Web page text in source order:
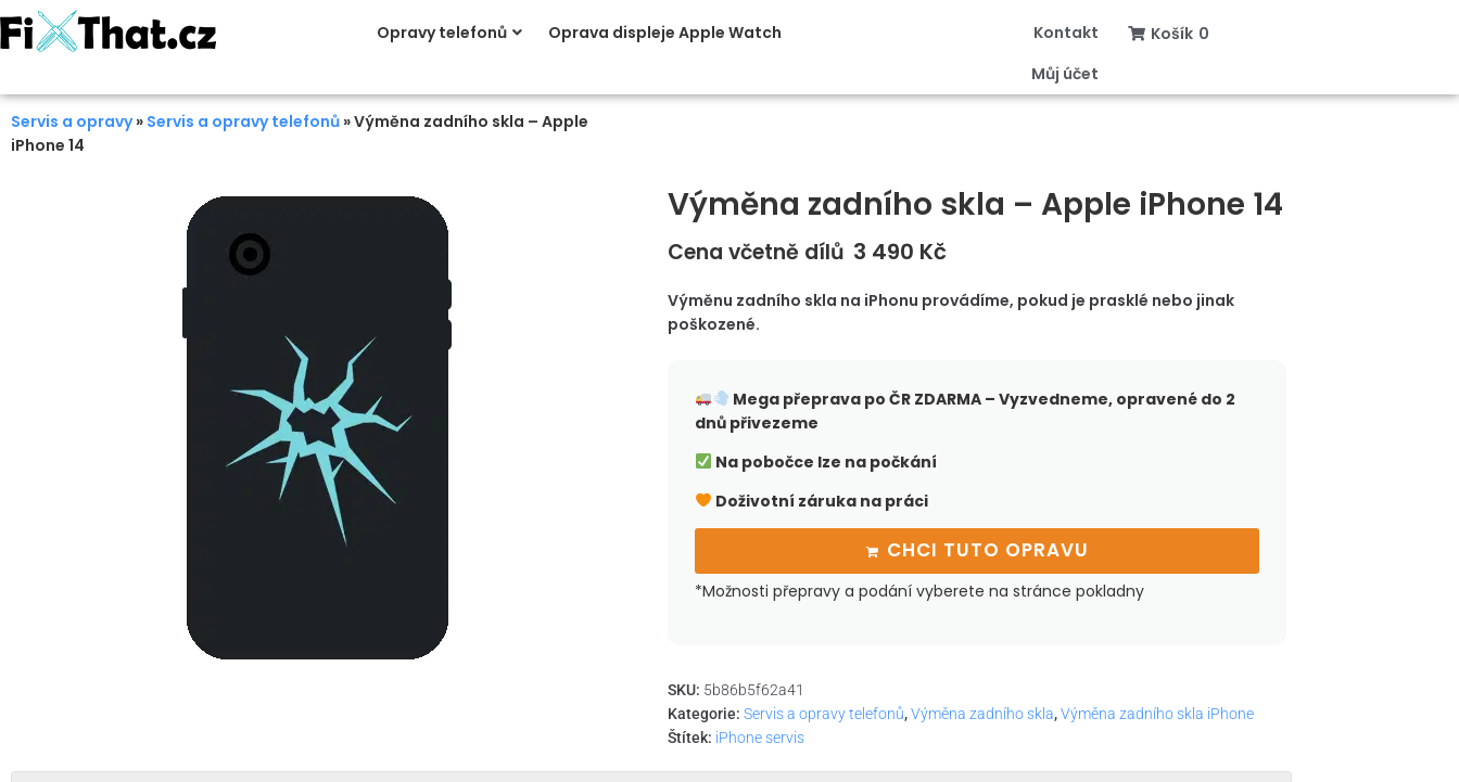
Opravy telefonů Oprava displeje Apple Watch
Kontakt
Můj účet
Košík 0
Servis a opravy» Servis a opravy telefonů »Výměna zadního skla – Apple
iPhone 14
Výměna zadního skla – Apple iPhone 14
Cena včetně dílů 3 490 Kč
Výměnu zadního skla na iPhonu provádíme, pokud je prasklé nebo jinak
poškozené.
Mega přeprava po ČRZDARMA – Vyzvedneme, opravené do 2
dnů přivezeme
Na pobočce lze na počkání
Doživotní záruka na práci
CHCI TUTO OPRAVU
*Možnosti přepravy a podání vyberete na stránce pokladny
SKU: 5b86b5f62a41
Kategorie: Servis a opravy telefonů,Výměna zadního skla,Výměna zadního skla iPhone
Štítek: iPhone servis